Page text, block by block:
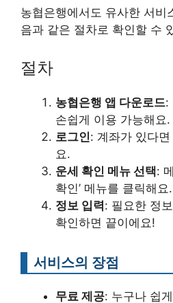
농협은행에서도 유사한 서비
음과 같은 절차로 확인할 수
절차
농협은행 앱 다운로드:
손쉽게 이용 가능해요.
로그인: 계좌가 있다
요.
운세 확인 메뉴 선택:
확인’ 메뉴를 클릭해요.
정보 입력: 필요한 정
확인하면 끝이에요!
서비스의 장점
무료 제공: 누구나 쉽